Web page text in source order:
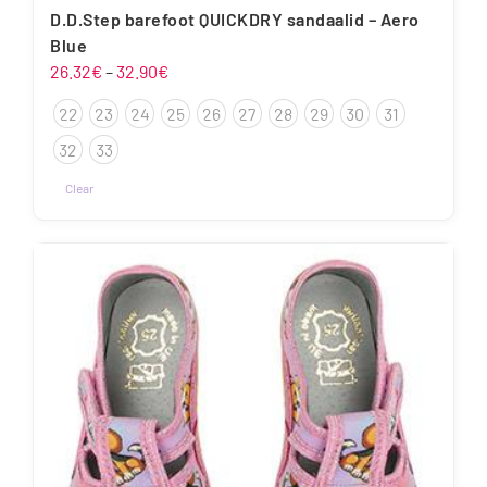
D.D.Step barefoot QUICKDRY sandaalid – Aero
Blue
26.32€ –32.90€
26.32€
kuni
22 23 24 25 26 27 28 29 30
31
32
33
Clear
varianti.
Valikuid
saab
teha
tootelehel.